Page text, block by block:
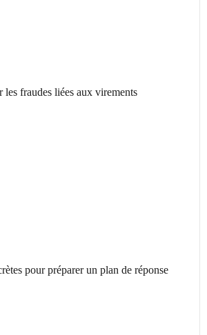
les fraudes liées aux virements
pour préparer un plan de réponse